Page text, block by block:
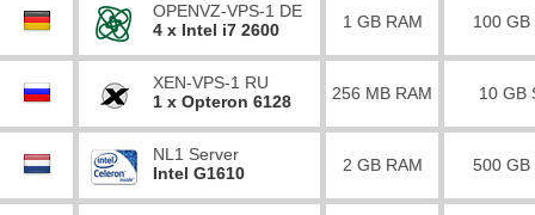
OPENVZ-VPS-1 DE
4 x Intel i7 2600
1 GB RAM 100 GB
XEN-VPS-1 RU
1 x Opteron 6128
256 MB RAM 10 GB
NL1 Server
Intel G1610
2 GB RAM 500 GB